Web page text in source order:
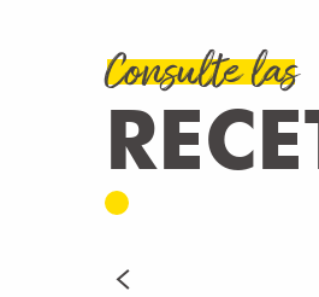
Consulte las